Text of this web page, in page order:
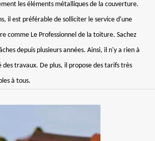
les éléments métalliques de la couverture.
il est préférable de solliciter le service d'une
comme Le Professionnel de la toiture. Sachez
depuis plusieurs années. Ainsi, il n'y a rien à
travaux. De plus, il propose des tarifs très
à tous.